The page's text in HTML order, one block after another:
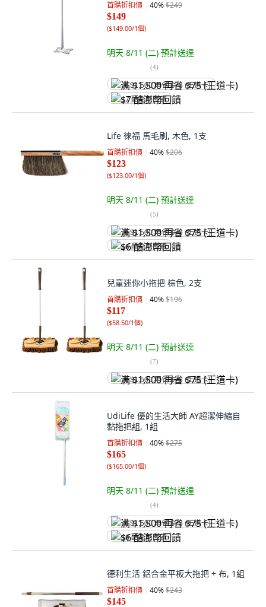
首購折扣價 40%$249
$149
($149.00/1個)
明天 8/11 (二) 預計送達
(4)
满 $1,500 再省 $75 (王道卡)
$7 酷澎幣回饋
Life 徠福 馬毛刷, 木色, 1支
首購折扣價 40%$206
$123
($123.00/1個)
明天 8/11 (二) 預計送達
(5)
满 $1,500 再省 $75 (王道卡)
$6 酷澎幣回饋
兒童迷你小拖把 棕色, 2支
首購折扣價 40%$196
$117
($58.50/1個)
明天 8/11 (二) 預計送達
(7)
满 $1,500 再省 $75 (王道卡)
UdiLife 優的生活大師 AY超潔伸縮自
黏拖把組, 1組
首購折扣價 40%$275
$165
($165.00/1個)
明天 8/11 (二) 預計送達
(4)
满 $1,500 再省 $75 (王道卡)
$6 酷澎幣回饋
德利生活 鋁合金平板大拖把 + 布, 1組
首購折扣價 40%$243
$145